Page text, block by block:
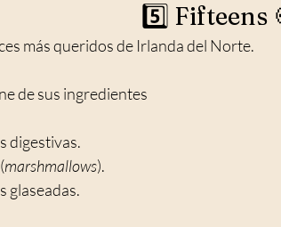
5️⃣ Fifteens
más queridos de Irlanda del Norte.
de sus ingredientes
digestivas.
marshmallows).
glaseadas.